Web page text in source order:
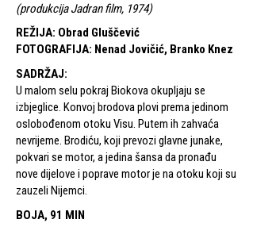
(produkcija Jadran film, 1974)
REŽIJA: Obrad Gluščević
FOTOGRAFIJA: Nenad Jovičić, Branko Knez
SADRŽAJ:
U malom selu pokraj Biokova okupljaju se
izbjeglice. Konvoj brodova plovi prema jedinom
oslobođenom otoku Visu. Putem ih zahvaća
nevrijeme. Brodiću, koji prevozi glavne junake,
pokvari se motor, a jedina šansa da pronađu
nove dijelove i poprave motor je na otoku koji su
zauzeli Nijemci.
BOJA, 91 MIN